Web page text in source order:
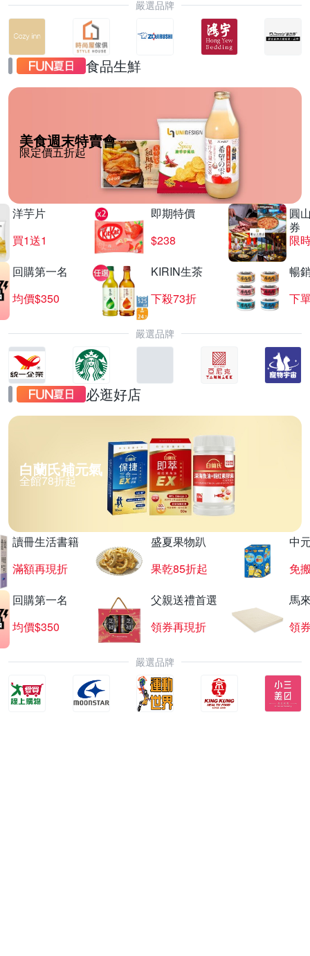
嚴選品牌
食品生鮮
美食週末特賣會
限定價五折起
洋芋片
買1送1
即期特價
$238
圓
券
限
回購第一名
均價$350
KIRIN生茶
下殺73折
暢
下
嚴選品牌
必逛好店
白蘭氏補元氣
全館78折起
讀冊生活書籍
滿額再現折
盛夏果物趴
果乾85折起
中
免
回購第一名
均價$350
父親送禮首選
領券再現折
馬
領
嚴選品牌